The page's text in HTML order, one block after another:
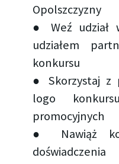
Opolszczyzny
● Weź udział
udziałem
konkursu
● Skorzystaj z
logo
promocyjnych
● Nawiąż